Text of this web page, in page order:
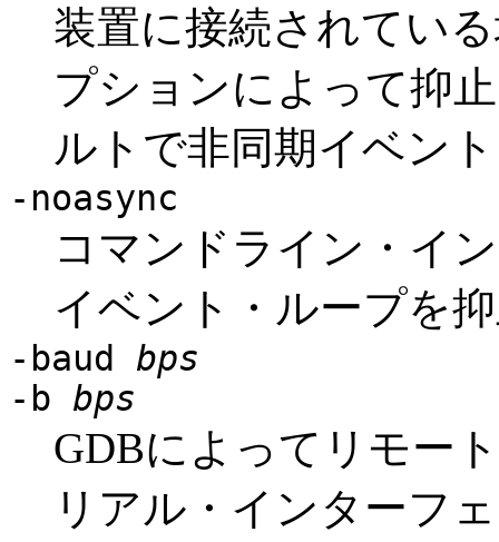
装置に接続されてい
プションによって抑
ルトで非同期イベン
-noasync
コマンドライン・イ
イベント・ループを
-baud bps
-b bps
GDBによってリモー
リアル・インターフ